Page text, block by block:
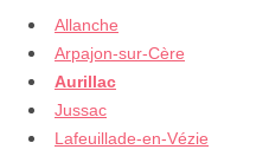
Allanche
Arpajon-sur-Cère
Aurillac
Jussac
Lafeuillade-en-Vézie